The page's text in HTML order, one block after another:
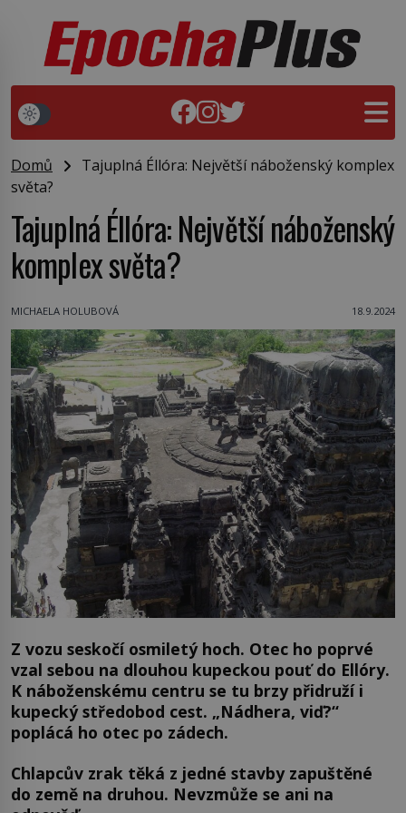
Domů
Tajuplná Éllóra: Největší náboženský komplex
světa?
Tajuplná Éllóra: Největší náboženský
komplex světa?
MICHAELA HOLUBOVÁ 18.9.2024
Z vozu seskočí osmiletý hoch. Otec ho poprvé
vzal sebou na dlouhou kupeckou pouť do Ellóry.
K náboženskému centru se tu brzy přidruží i
kupecký středobod cest. „Nádhera, viď?“
poplácá ho otec po zádech.
Chlapcův zrak těká z jedné stavby zapuštěné
do země na druhou. Nevzmůže se ani na